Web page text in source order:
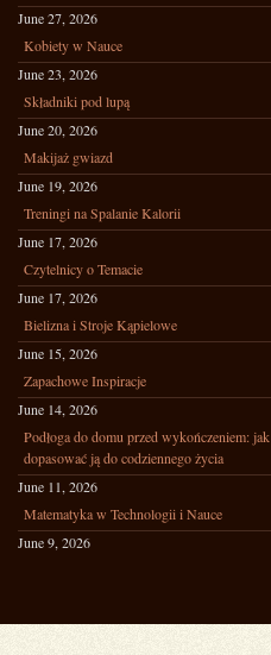
June 27, 2026
Kobiety w Nauce
June 23, 2026
Składniki pod lupą
June 20, 2026
Makijaż gwiazd
June 19, 2026
Treningi na Spalanie Kalorii
June 17, 2026
Czytelnicy o Temacie
June 17, 2026
Bielizna i Stroje Kąpielowe
June 15, 2026
Zapachowe Inspiracje
June 14, 2026
Podłoga do domu przed wykończeniem: jak
dopasować ją do codziennego życia
June 11, 2026
Matematyka w Technologii i Nauce
June 9, 2026